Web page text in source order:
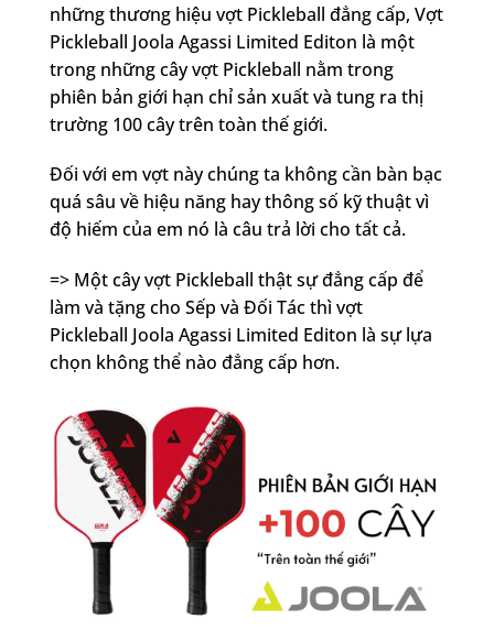
những thương hiệu vợt Pickleball đẳng cấp, Vợt
Pickleball Joola Agassi Limited Editon là một
trong những cây vợt Pickleball nằm trong
phiên bản giới hạn chỉ sản xuất và tung ra thị
trường 100 cây trên toàn thế giới.
Đối với em vợt này chúng ta không cần bàn bạc
quá sâu về hiệu năng hay thông số kỹ thuật vì
độ hiếm của em nó là câu trả lời cho tất cả.
=> Một cây vợt Pickleball thật sự đẳng cấp để
làm và tặng cho Sếp và Đối Tác thì vợt
Pickleball Joola Agassi Limited Editon là sự lựa
chọn không thể nào đẳng cấp hơn.